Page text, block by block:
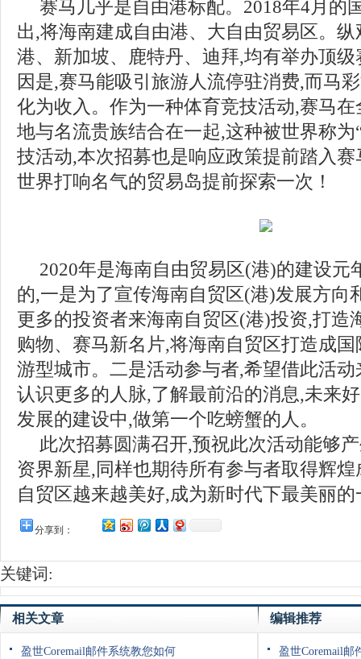
赛马几乎是自由港标配。2018年4月的
出,将海南建成自由港、大自由贸易区。
港、新加坡、鹿特丹、迪拜,均有举办顶
因是,赛马能吸引旅游人流停驻消费,而马
化为收入。作为一种体育竞技活动,赛马
地与名流贵族结合在一起,这种被世界称为
技活动,本次招募也是响应政策提前踏入
世界打响名气的贸易岛提前探索一次！
2020年是海南自由贸易区(港)的建设元
的,一是为了宣传海南自贸区(港)发展方向
更多的投资者来海南自贸区(港)投资,打造
购物、赛马新名片,将海南自贸区打造成
游型城市。二是活动参与者,希望借此活
认识更多的人脉,了解最前沿的消息,未来
发展的建设中,做第一个吃螃蟹的人。
此次招募圆满召开,预祝此次活动能够
资界新星,同样也期待所有参与者取得辉
自贸区越来越美好,成为新时代下最美丽
分享到：
关键词:
相关文章
盈世Coremail邮件系统教您如何
编辑推荐
盈世Coremail邮